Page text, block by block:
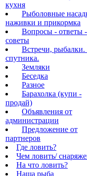
кухня
Рыболовные
наживки и прикормка
Вопросы - ответы -
советы
Встречи,
спутника.
Земляки
Беседка
Разное
Барахолка (купи -
продай)
Объявления от
администрации
Предложение от
партнеров
Где ловить?
Чем ловить/
На что ловить?
Наша рыба